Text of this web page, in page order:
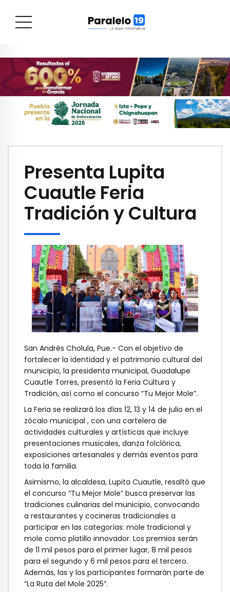
Presenta Lupita
Cuautle Feria
Tradición y Cultura
San Andrés Cholula, Pue.- Con el objetivo de
fortalecer la identidad y el patrimonio cultural del
municipio, la presidenta municipal, Guadalupe
Cuautle Torres, presentó la Feria Cultura y
Tradición, así como el concurso “Tu Mejor Mole”.
La Feria se realizará los días 12, 13 y 14 de julio en el
zócalo municipal , con una cartelera de
actividades culturales y artísticas que incluye
presentaciones musicales, danza folclórica,
exposiciones artesanales y demás eventos para
toda la familia.
Asimismo, la alcaldesa, Lupita Cuautle, resaltó que
el concurso “Tu Mejor Mole” busca preservar las
tradiciones culinarias del municipio, convocando
a restaurantes y cocineras tradicionales a
participar en las categorías: mole tradicional y
mole como platillo innovador. Los premios serán
de 11 mil pesos para el primer lugar, 8 mil pesos
para el segundo y 6 mil pesos para el tercero.
Además, las y los participantes formarán parte de
“La Ruta del Mole 2025”.